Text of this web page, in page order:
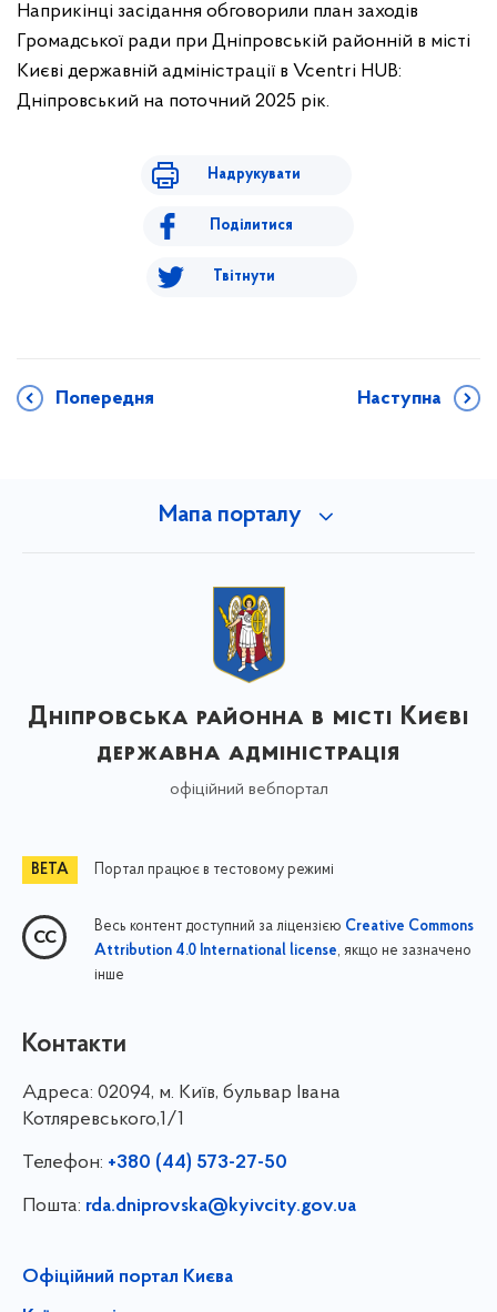
Наприкінці засідання обговорили план заходів
Громадської ради при Дніпровській районній в місті
Києві державній адміністрації в Vcentri HUB:
Дніпровський на поточний 2025 рік.
Надрукувати
Поділитися
Твітнути
Попередня Наступна
Мапа порталу
Дніпровська районна в місті Києві
державна адміністрація
офіційний вебпортал
Портал працює в тестовому режимі
Весь контент доступний за ліцензією Creative Commons
Attribution 4.0 International license, якщо не зазначено
інше
Контакти
Адреса: 02094, м. Київ, бульвар Івана
Котляревського,1/1
Телефон: +380 (44) 573-27-50
Пошта: rda.dniprovska@kyivcity.gov.ua
Офіційний портал Києва